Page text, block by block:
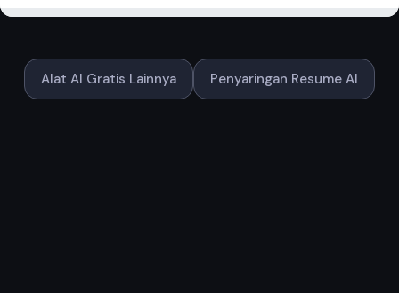
Alat AI Gratis Lainnya Penyaringan Resume AI